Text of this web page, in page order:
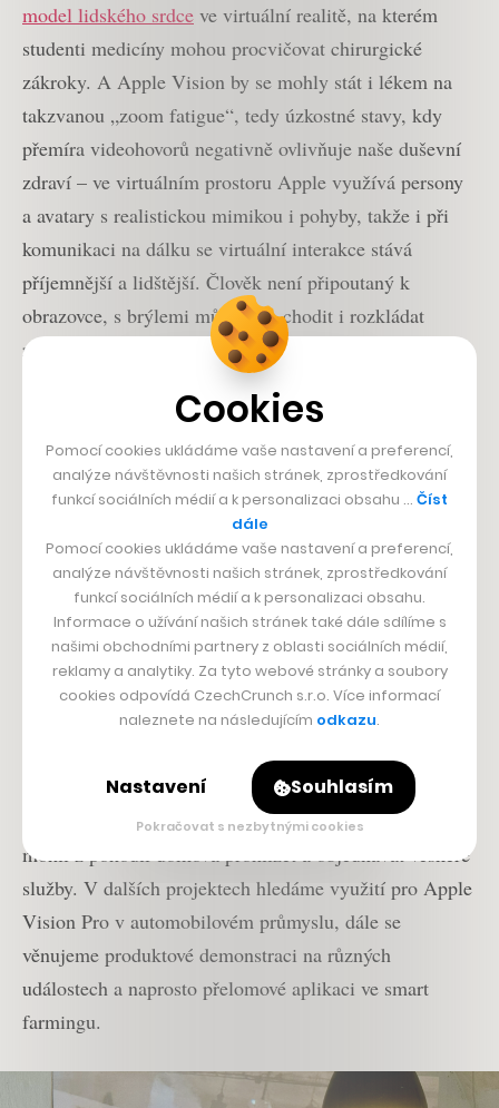
model lidského srdce ve virtuální realitě, na kterém
studenti medicíny mohou procvičovat chirurgické
zákroky. A Apple Vision by se mohly stát i lékem na
takzvanou „zoom fatigue“, tedy úzkostné stavy, kdy
přemíra videohovorů negativně ovlivňuje naše duševní
zdraví – ve virtuálním prostoru Apple využívá persony
a avatary s realistickou mimikou i pohyby, takže i při
komunikaci na dálku se virtuální interakce stává
příjemnější a lidštější. Člověk není připoutaný k
obrazovce, s brýlemi může stát, chodit i rozkládat
rukama a odpoutat se tak od představy videohovoru v
podobě několika mluvících hlav na obrazovce.
Přijďte Apple Vision Pro
vyzkoušet
aktivně sledujeme výzkum a jsme
odhodlaní stát se pionýry nové technologie. Našim
klientům radíme, jak virtuální realitu správně začlenit
do jejich strategického fungování. Do vývojářského
týmu deseti specialistů jsme pořídili dvoje Apple Vision
Pro hned po zahájení prodeje a aktuálně už pracujeme
na čtyřech nových projektech určených pro tyto brýle.
Neprozradím jména klientů, ale pro privátní
zdravotnickou kliniku vyvíjíme řešení, aby si pacienti
mohli z pohodlí domova prohlížet a objednávat veškeré
služby. V dalších projektech hledáme využití pro Apple
Vision Pro v automobilovém průmyslu, dále se
věnujeme produktové demonstraci na různých
událostech a naprosto přelomové aplikaci ve smart
farmingu.
Cookies
Pomocí cookies ukládáme vaše nastavení a preferencí,
analýze návštěvnosti našich stránek, zprostředkování
funkcí sociálních médií a k personalizaci obsahu … Číst
dále
Pomocí cookies ukládáme vaše nastavení a preferencí,
analýze návštěvnosti našich stránek, zprostředkování
funkcí sociálních médií a k personalizaci obsahu.
Informace o užívání našich stránek také dále sdílíme s
našimi obchodními partnery z oblasti sociálních médií,
reklamy a analytiky. Za tyto webové stránky a soubory
cookies odpovídá CzechCrunch s.r.o. Více informací
naleznete na následujícím odkazu.
Nastavení Souhlasím
Pokračovat s nezbytnými cookies